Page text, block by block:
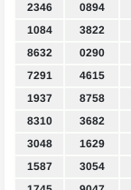
2346
0894
1084
3822
8632
0290
7291
4615
1937
8758
8310
3682
3048
1629
1587
3054